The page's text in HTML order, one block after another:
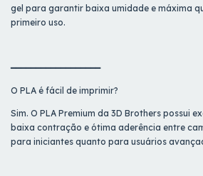
gel para garantir baixa umidade e máxima
primeiro uso.
━━━━━━━━━━━━━━━━━━
O PLA é fácil de imprimir?
Sim. O PLA Premium da 3D Brothers possui
baixa contração e ótima aderência entre
para iniciantes quanto para usuários